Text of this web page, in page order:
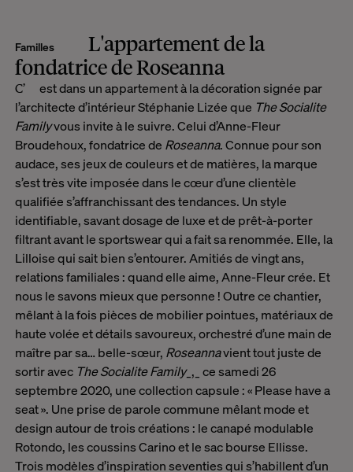
Familles
L'appartement de la
fondatrice de Roseanna
C’est dans un appartement à la décoration signée par
l’architecte d’intérieur Stéphanie Lizée que The Socialite
Familyvous invite à le suivre. Celui d’Anne-Fleur
Broudehoux, fondatrice de Roseanna. Connue pour son
audace, ses jeux de couleurs et de matières, la marque
s’est très vite imposée dans le cœur d’une clientèle
qualifiée s’affranchissant des tendances. Un style
identifiable, savant dosage de luxe et de prêt-à-porter
filtrant avant le sportswear qui a fait sa renommée. Elle, la
Lilloise qui sait bien s’entourer. Amitiés de vingt ans,
relations familiales : quand elle aime, Anne-Fleur crée. Et
nous le savons mieux que personne ! Outre ce chantier,
mêlant à la fois pièces de mobilier pointues, matériaux de
haute volée et détails savoureux, orchestré d’une main de
maître par sa… belle-sœur, Roseannavient tout juste de
sortir avec The Socialite Family_,_ ce samedi 26
septembre 2020, une collection capsule : « Please have a
seat ». Une prise de parole commune mêlant mode et
design autour de trois créations : lecanapé modulable
Rotondo, les coussins Carino et le sac bourse Ellisse.
Trois modèles d’inspiration seventies qui s’habillent d’un